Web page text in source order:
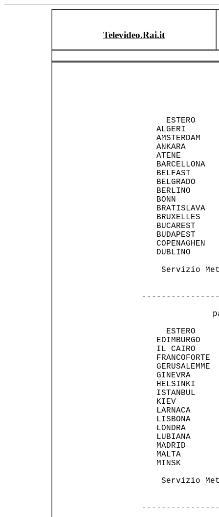
Televideo.Rai.it
ESTERO
ALGERI
AMSTERDAM
ANKARA
ATENE
BARCELLONA
BELFAST
BELGRADO
BERLINO
BONN
BRATISLAVA
BRUXELLES
BUCAREST
BUDAPEST
COPENAGHEN
DUBLINO
Servizio
ESTERO
EDIMBURGO
IL CAIRO
GINEVRA
HELSINKI
ISTANBUL
KIEV
LARNACA
LISBONA
LONDRA
LUBIANA
MADRID
MALTA
MINSK
Servizio